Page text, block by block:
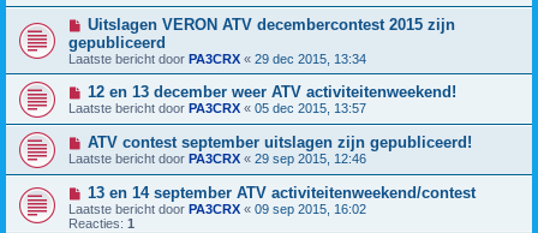
Uitslagen VERON ATV decembercontest 2015 zijn
gepubliceerd
Laatste bericht door PA3CRX « 29 dec 2015, 13:34
12 en 13 december weer ATV activiteitenweekend!
Laatste bericht door PA3CRX « 05 dec 2015, 13:57
ATV contest september uitslagen zijn gepubliceerd!
Laatste bericht door PA3CRX « 29 sep 2015, 12:46
13 en 14 september ATV activiteitenweekend/contest
Laatste bericht door PA3CRX « 09 sep 2015, 16:02
Reacties: 1